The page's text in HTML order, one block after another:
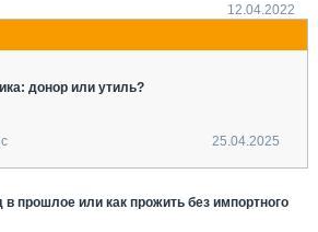
12.04.2022
донор или утиль?
25.04.2025
в прошлое или как прожить без импортного